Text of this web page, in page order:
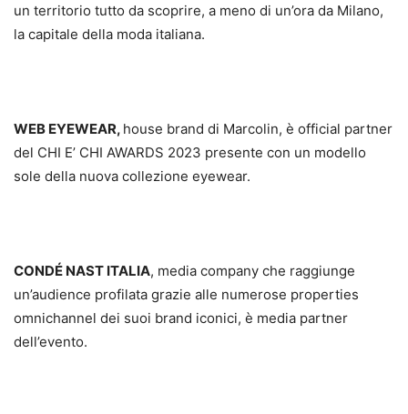
un territorio tutto da scoprire, a meno di un’ora da Milano,
la capitale della moda italiana.
WEB EYEWEAR, house brand di Marcolin, è official partner
del CHI E’ CHI AWARDS 2023 presente con un modello
sole della nuova collezione eyewear.
CONDÉ NAST ITALIA, media company che raggiunge
un’audience profilata grazie alle numerose properties
omnichannel dei suoi brand iconici, è media partner
dell’evento.